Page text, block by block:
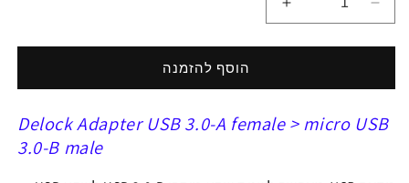
הפחתת
כמות
ל
USB
תקע
הגדלת
כמות
ל
מתאם
USB
תקע
הוסף להזמנה
Delock Adapter USB 3.0-A female > micro USB
3.0-B male